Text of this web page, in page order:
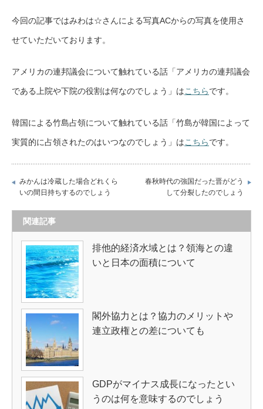
今回の記事ではみわは☆さんによる写真ACからの写真を使用さ
せていただいております。
アメリカの連邦議会について触れている話「アメリカの連邦議会
である上院や下院の役割は何なのでしょう」はこちらです。
韓国による竹島占領について触れている話「竹島が韓国によって
実質的に占領されたのはいつなのでしょう」はこちらです。
みかんは冷蔵した場合どれくら
いの間日持ちするのでしょう
春秋時代の強国だった晋がどう
して分裂したのでしょう
関連記事
排他的経済水域とは？領海との違
いと日本の面積について
閣外協力とは？協力のメリットや
連立政権との差についても
GDPがマイナス成長になったとい
うのは何を意味するのでしょう